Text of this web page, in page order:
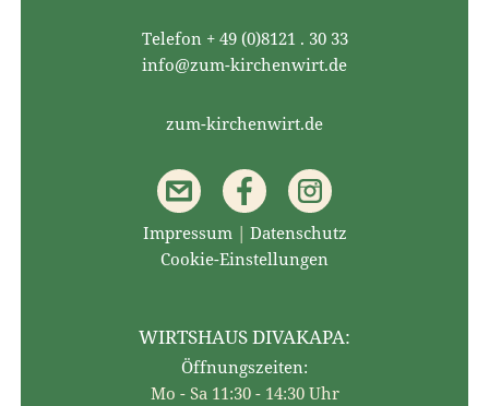
Telefon + 49 (0)8121 . 30 33
info@zum-kirchenwirt.de
zum-kirchenwirt.de
Impressum| Datenschutz
Cookie-Einstellungen
WIRTSHAUS DIVAKAPA:
Öffnungszeiten:
Mo - Sa 11:30 - 14:30 Uhr